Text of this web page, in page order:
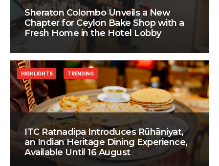
Sheraton Colombo Unveils a New
Chapter for Ceylon Bake Shop with a
Fresh Home in the Hotel Lobby
ITC Ratnadipa Introduces Rūhāniyat,
an Indian Heritage Dining Experience,
Available Until 16 August
HIGHLIGHTS TRENDING